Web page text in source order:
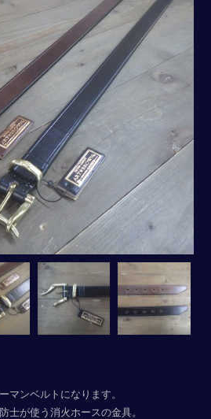
マンベルトになります。
士が使う消火ホースの金具。